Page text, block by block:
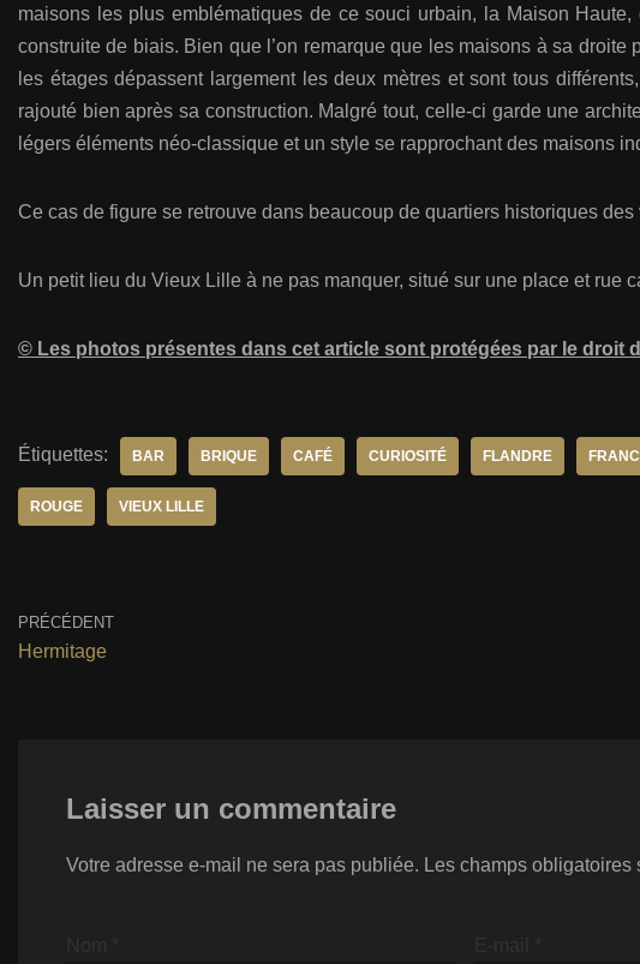
maisons les plus emblématiques de ce souci urbain, la Maison
construite de biais. Bien que l’on remarque que les maisons à sa
les étages dépassent largement les deux mètres et sont tous
rajouté bien après sa construction. Malgré tout, celle-ci garde une
légers éléments néo-classique et un style se rapprochant des maisons
Ce cas de figure se retrouve dans beaucoup de quartiers historiques
Un petit lieu du Vieux Lille à ne pas manquer, situé sur une place et rue
© Les photos présentes dans cet article sont protégées par le droit
Étiquettes: BAR BRIQUE CAFÉ CURIOSITÉ FLANDRE
ROUGE VIEUX LILLE
PRÉCÉDENT
Hermitage
Laisser un commentaire
Votre adresse e-mail ne sera pas publiée. Les champs obligatoires